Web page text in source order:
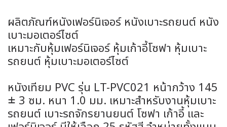
ผลิตภัณฑ์หนังเฟอร์นิเจอร์ หนังเบาะรถยนต์ หนัง
เบาะมอเตอร์ไซต์
เหมาะกับหุ้มเฟอร์นิเจอร์ หุ้มเก้าอี้โซฟา หุ้มเบาะ
รถยนต์ หุ้มเบาะมอเตอร์ไซต์
หนังเทียม PVC รุ่น LT-PVC021 หน้ากว้าง 145
± 3 ซม. หนา 1.0 มม. เหมาะสำหรับงานหุ้มเบาะ
รถยนต์ เบาะรถจักรยานยนต์ โซฟา เก้าอี้ และ